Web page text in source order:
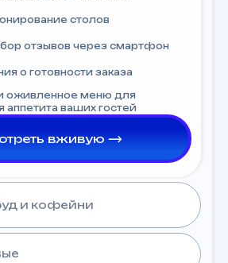
и кофейни
столов
отзывов через смартфон
о готовности заказа
оживленное меню для
ваших гостей
вживую ⟶